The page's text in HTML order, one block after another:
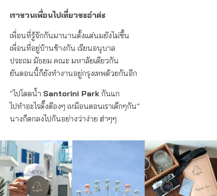
เราชวนเพื่อนไปเที่ยวชะอำค่ะ
เพื่อนที่รู้จักกันมานานตั้งแต่นมยังไม่ขึ้น
เพื่อนที่อยู่บ้านข้างกัน เรียนอนุบาล
ประถม มัธยม คณะ มหาลัยเดียวกัน
ยันตอนนี้ก็ยังทำงานอยู่กรุงเทพด้วยกันอีก
“ไปโดดน้ำ Santorini Park กันแก
ไปทำอะไรติ๊งต๊องๆ เหมือนตอนเราเด็กๆกัน”
นางก็ตกลงไปกันอย่างว่าง่าย ฮ่าๆๆ